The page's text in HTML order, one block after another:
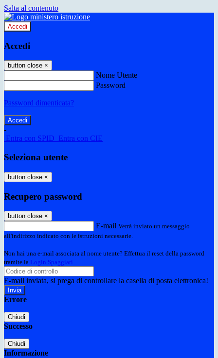
Salta al contenuto
Accedi
Accedi
button close ×
Nome Utente
Password
Password dimenticata?
-
Entra con SPID Entra con CIE
Seleziona utente
button close ×
Recupero password
button close ×
E-mail Verrà inviato un messaggio
all'indirizzo indicato con le istruzioni necessarie.
Non hai una e-mail associata al nome utente? Effettua il reset della password
tramite la Login Spaggiari
E-mail inviata, si prega di controllare la casella di posta elettronica!
Errore
Chiudi
Successo
Chiudi
Informazione